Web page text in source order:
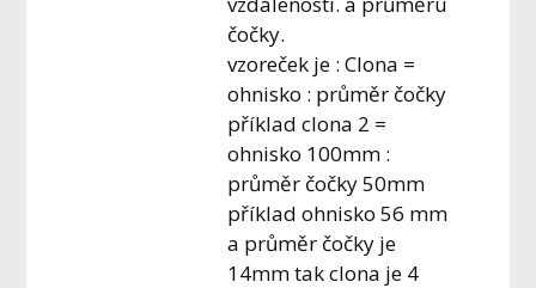
čočky.
vzoreček je : Clona =
ohnisko : průměr čočky
příklad clona 2 =
ohnisko 100mm :
průměr čočky 50mm
příklad ohnisko 56 mm
a průměr čočky je
14mm tak clona je 4